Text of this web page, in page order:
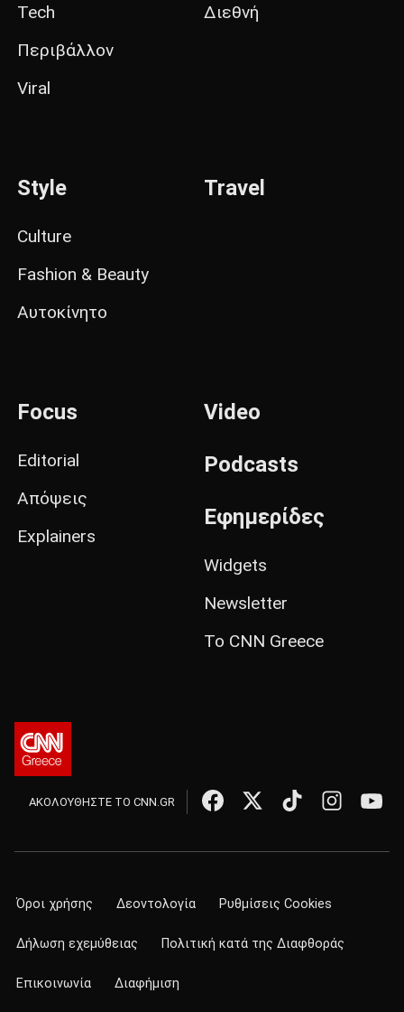
Tech
Περιβάλλον
Viral
Διεθνή
Style
Culture
Fashion & Beauty
Αυτοκίνητο
Travel
Focus
Editorial
Απόψεις
Explainers
Video
Podcasts
Εφημερίδες
Widgets
Newsletter
Το CNN Greece
ΑΚΟΛΟΥΘΗΣΤΕ ΤΟ CNN.GR
Όροι χρήσης Δεοντολογία Ρυθμίσεις Cookies
Δήλωση εχεμύθειας Πολιτική κατά της Διαφθοράς
Επικοινωνία Διαφήμιση